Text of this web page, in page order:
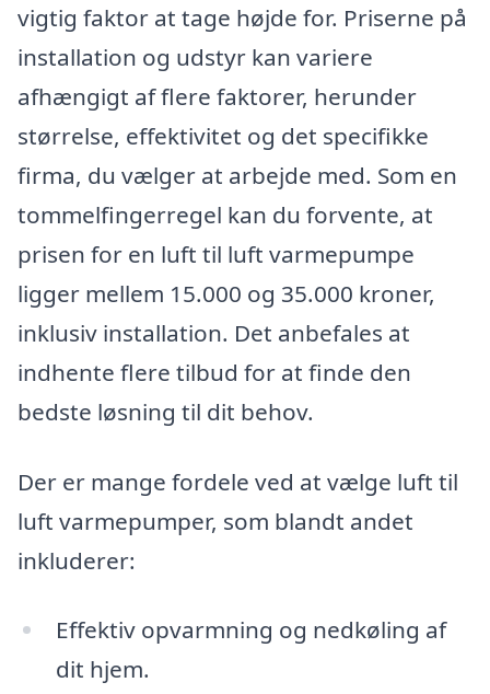
vigtig faktor at tage højde for. Priserne på
installation og udstyr kan variere
afhængigt af flere faktorer, herunder
størrelse, effektivitet og det specifikke
firma, du vælger at arbejde med. Som en
tommelfingerregel kan du forvente, at
prisen for en luft til luft varmepumpe
ligger mellem 15.000 og 35.000 kroner,
inklusiv installation. Det anbefales at
indhente flere tilbud for at finde den
bedste løsning til dit behov.
Der er mange fordele ved at vælge luft til
luft varmepumper, som blandt andet
inkluderer:
Effektiv opvarmning og nedkøling af
dit hjem.